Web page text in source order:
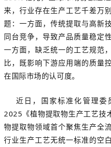
来，行业存在生产工艺千差万
题：一方面，传统提取与高新
同台竞争，导致产品质量稳定
一方面，缺乏统一的工艺规范
比，既影响下游应用端的质量
在国际市场的认可度。
近日，国家标准化管理委
2025《植物提取物生产工艺技
物提取物领域首个聚焦生产全
行业生产工艺无统一标准的空